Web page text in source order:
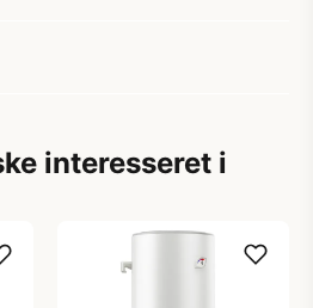
interesseret i